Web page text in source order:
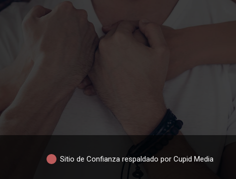
Sitio de Confianza respaldado por Cupid Media